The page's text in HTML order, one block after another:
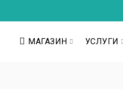
МАГАЗИН УСЛУГИ